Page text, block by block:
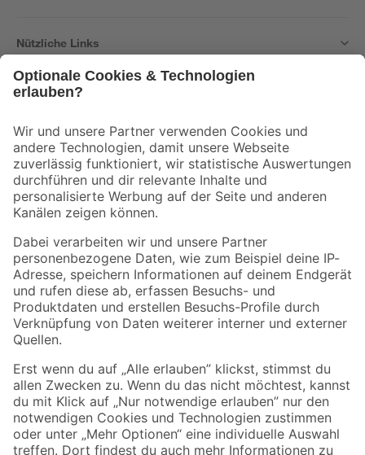
Nützliche Links
Der toom Newsletter: Keine Angebote und Aktionen mehr verpassen!
Zur Newsletter Anmeldung
Folge uns
Zahlungsarten Versandarten
Sicher einkaufen
Jetzt die toom-App herunterladen